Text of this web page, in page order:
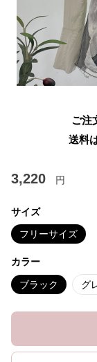
ご注
送料
3,220 円
サイズ
フリーサイズ
カラー
ブラック グ